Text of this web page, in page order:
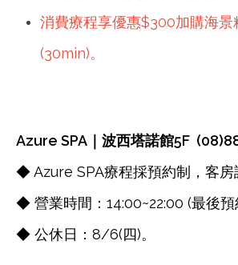
消費療程享優惠$300加購海景
(30min)。
Azure SPA｜波西塔諾館5F
◆ Azure SPA療程採預約制，客房
◆ 營業時間：14:00~22:00 (最後預
◆ 公休日：8/6(四)。